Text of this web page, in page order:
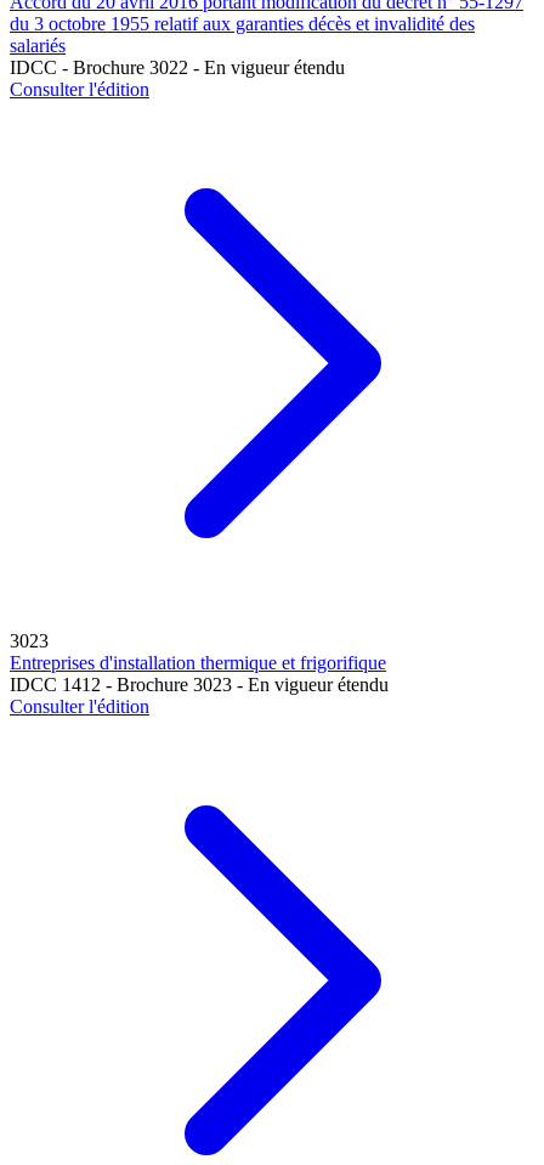
du 3 octobre 1955 relatif aux garanties décès et invalidité des
salariés
IDCC - Brochure 3022 - En vigueur étendu
Consulter l'édition
3023
Entreprises d'installation thermique et frigorifique
IDCC 1412 - Brochure 3023 - En vigueur étendu
Consulter l'édition